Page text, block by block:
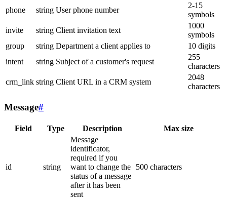
phone
string User phone number
2-15
symbols
invite
string Client invitation text
1000
symbols
group
string Department a client applies to
10 digits
intent
string Subject of a customer's request
255
characters
crm_link string Client URL in a CRM system
2048
characters
Message#
Field Type Description Max size
id string
Message
identificator,
required if you
want to change the
status of a message
after it has been
sent
500 characters